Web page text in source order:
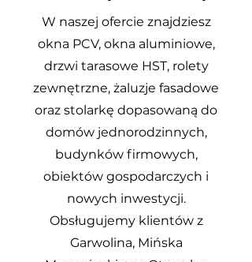
W naszej ofercie znajdziesz
okna PCV, okna aluminiowe,
drzwi tarasowe HST, rolety
zewnętrzne, żaluzje fasadowe
oraz stolarkę dopasowaną do
domów jednorodzinnych,
budynków firmowych,
obiektów gospodarczych i
nowych inwestycji.
Obsługujemy klientów z
Garwolina, Mińska